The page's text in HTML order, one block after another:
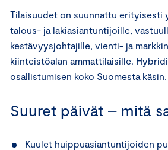
Tilaisuudet on suunnattu erityisesti
talous- ja lakiasiantuntijoille,
kestävyysjohtajille, vienti- ja
kiinteistöalan ammattilaisille.
osallistumisen koko Suomesta käsin.
Suuret päivät – mitä
Kuulet huippuasiantuntijoiden